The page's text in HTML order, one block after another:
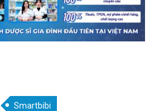
Smartbibi